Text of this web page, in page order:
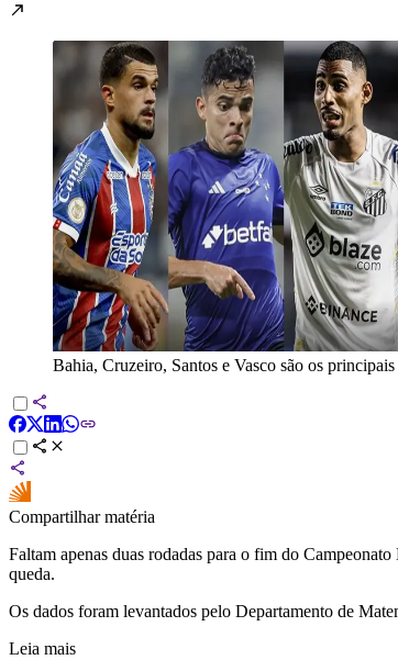
Bahia, Cruzeiro, Santos e Vasco são os principais
Compartilhar matéria
Faltam apenas duas rodadas para o fim do
queda.
Os dados foram levantados pelo Departamento de
Leia mais